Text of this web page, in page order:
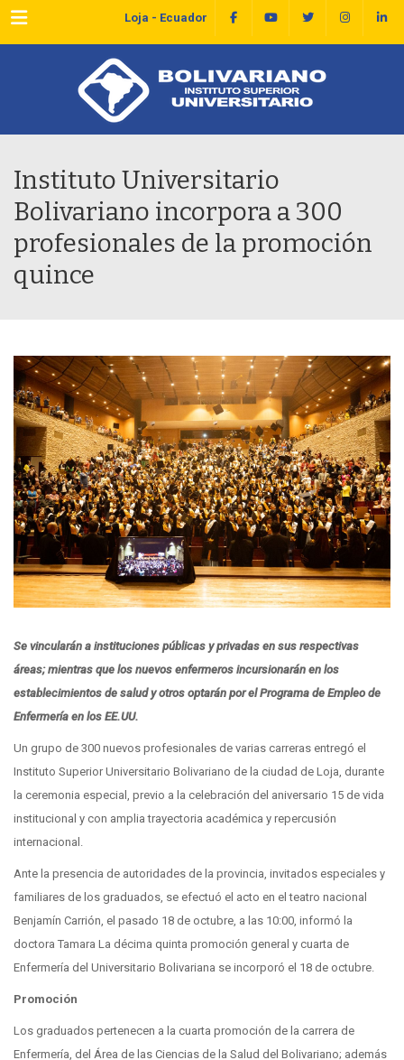
Menu Loja - Ecuador
Instituto Universitario
Bolivariano incorpora a 300
profesionales de la promoción
quince
Se vincularán a instituciones públicas y privadas en sus respectivas
áreas; mientras que los nuevos enfermeros incursionarán en los
establecimientos de salud y otros optarán por el Programa de Empleo de
Enfermería en los EE.UU.
Un grupo de 300 nuevos profesionales de varias carreras entregó el
Instituto Superior Universitario Bolivariano de la ciudad de Loja, durante
la ceremonia especial, previo a la celebración del aniversario 15 de vida
institucional y con amplia trayectoria académica y repercusión
internacional.
Ante la presencia de autoridades de la provincia, invitados especiales y
familiares de los graduados, se efectuó el acto en el teatro nacional
Benjamín Carrión, el pasado 18 de octubre, a las 10:00, informó la
doctora Tamara La décima quinta promoción general y cuarta de
Enfermería del Universitario Bolivariana se incorporó el 18 de octubre.
Promoción
Los graduados pertenecen a la cuarta promoción de la carrera de
Enfermería, del Área de las Ciencias de la Salud del Bolivariano; además